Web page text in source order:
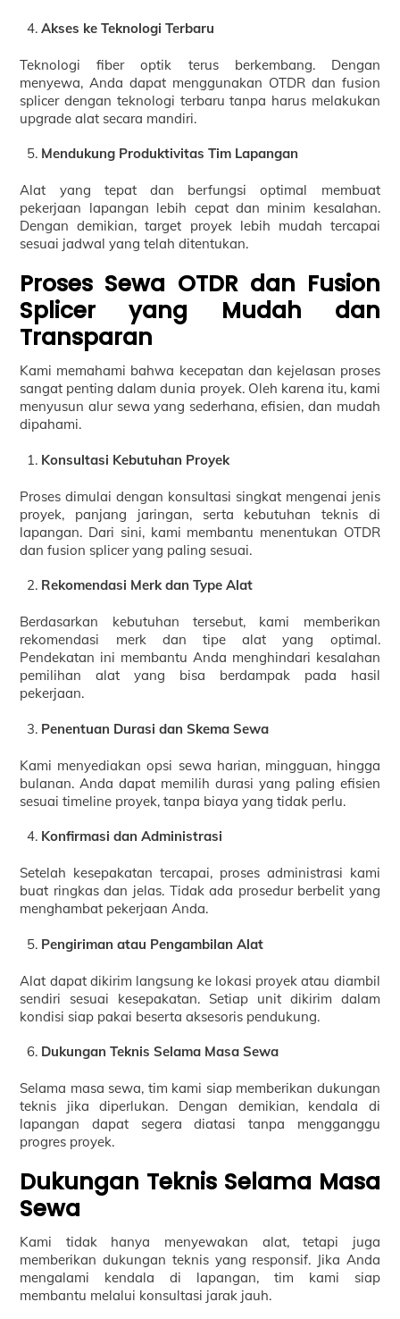
Akses ke Teknologi Terbaru
Teknologi fiber optik terus berkembang. Dengan
menyewa, Anda dapat menggunakan OTDR dan fusion
splicer dengan teknologi terbaru tanpa harus melakukan
upgrade alat secara mandiri.
Mendukung Produktivitas Tim Lapangan
Alat yang tepat dan berfungsi optimal membuat
pekerjaan lapangan lebih cepat dan minim kesalahan.
Dengan demikian, target proyek lebih mudah tercapai
sesuai jadwal yang telah ditentukan.
Proses Sewa OTDR dan Fusion
Splicer yang Mudah dan
Transparan
Kami memahami bahwa kecepatan dan kejelasan proses
sangat penting dalam dunia proyek. Oleh karena itu, kami
menyusun alur sewa yang sederhana, efisien, dan mudah
dipahami.
Konsultasi Kebutuhan Proyek
Proses dimulai dengan konsultasi singkat mengenai jenis
proyek, panjang jaringan, serta kebutuhan teknis di
lapangan. Dari sini, kami membantu menentukan OTDR
dan fusion splicer yang paling sesuai.
Rekomendasi Merk dan Type Alat
Berdasarkan kebutuhan tersebut, kami memberikan
rekomendasi merk dan tipe alat yang optimal.
Pendekatan ini membantu Anda menghindari kesalahan
pemilihan alat yang bisa berdampak pada hasil
pekerjaan.
Penentuan Durasi dan Skema Sewa
Kami menyediakan opsi sewa harian, mingguan, hingga
bulanan. Anda dapat memilih durasi yang paling efisien
sesuai timeline proyek, tanpa biaya yang tidak perlu.
Konfirmasi dan Administrasi
Setelah kesepakatan tercapai, proses administrasi kami
buat ringkas dan jelas. Tidak ada prosedur berbelit yang
menghambat pekerjaan Anda.
Pengiriman atau Pengambilan Alat
Alat dapat dikirim langsung ke lokasi proyek atau diambil
sendiri sesuai kesepakatan. Setiap unit dikirim dalam
kondisi siap pakai beserta aksesoris pendukung.
Dukungan Teknis Selama Masa Sewa
Selama masa sewa, tim kami siap memberikan dukungan
teknis jika diperlukan. Dengan demikian, kendala di
lapangan dapat segera diatasi tanpa mengganggu
progres proyek.
Dukungan Teknis Selama Masa
Sewa
Kami tidak hanya menyewakan alat, tetapi juga
memberikan dukungan teknis yang responsif. Jika Anda
mengalami kendala di lapangan, tim kami siap
membantu melalui konsultasi jarak jauh.